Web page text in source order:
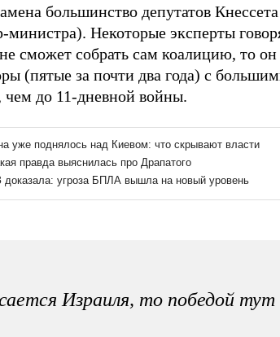
большинство депутатов
министра). Некоторые эксперты
сможет собрать сам коалицию, то
(пятые за почти два года) с
до 11-дневной войны.
Израиля, то победой тут